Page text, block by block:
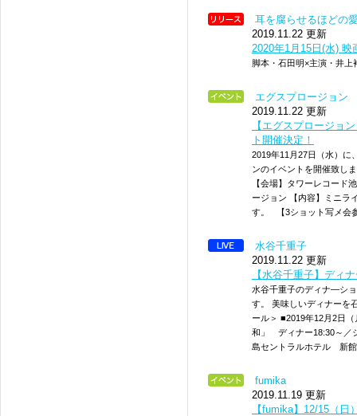
耳を腐らせるほどの
2019.11.22 更新
2020年1月15日(水)
脚本・石田明×主演・井
エグスプロージョン
2019.11.22 更新
【エグスプロージョ
ト開催決定！
2019年11月27日（水）に
ンのイベントを開催致し
【会場】タワーレコー
ージョン 【内容】ミニラ
す。 【3ショット写メ会
水谷千重子
2019.11.22 更新
【水谷千重子】ディ
水谷千重子のディナ―シ
す。 美味しいディナーを
ール＞ ■2019年12月2日
和」 ディナー18:30～／
島セントラルホテル 新
fumika
2019.11.19 更新
【fumika】12/15（